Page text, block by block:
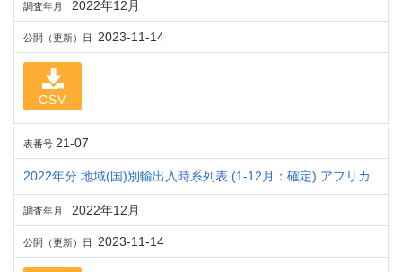
調査年月 2022年12月
公開（更新）日 2023-11-14
CSV
表番号 21-07
2022年分 地域(国)別輸出入時系列表 (1-12月：確定) アフリカ
調査年月 2022年12月
公開（更新）日 2023-11-14